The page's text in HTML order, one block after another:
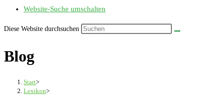
Website-Suche umschalten
Diese Website durchsuchen
Blog
Start>
Lexikon>